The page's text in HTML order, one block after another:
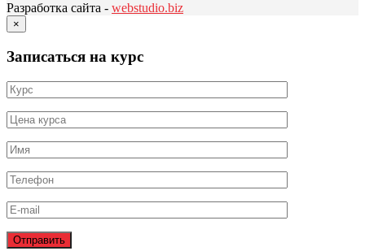
Разработка сайта - webstudio.biz
×
Записаться на курс